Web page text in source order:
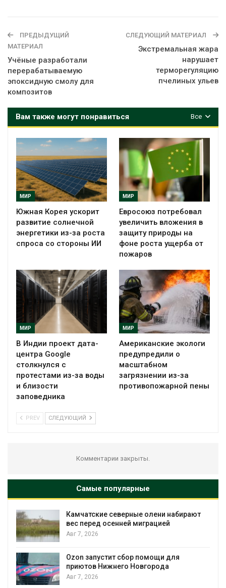
ПРЕДЫДУЩИЙ
МАТЕРИАЛ
Учёные разработали
перерабатываемую
эпоксидную смолу для
композитов
СЛЕДУЮЩИЙ МАТЕРИАЛ
Экстремальная жара
нарушает
терморегуляцию
пчелиных ульев
Все
Вам также могут понравиться
МИР
Южная Корея ускорит
развитие солнечной
энергетики из-за роста
спроса со стороны ИИ
МИР
Евросоюз потребовал
увеличить вложения в
защиту природы на
фоне роста ущерба от
пожаров
МИР
В Индии проект дата-
центра Google
столкнулся с
протестами из-за воды
и близости
заповедника
МИР
Американские экологи
предупредили о
масштабном
загрязнении из-за
противопожарной пены
PREV СЛЕДУЮЩИЙ
Комментарии закрыты.
Самые популярные
Тайфун, засуха и пожары: сразу
несколько регионов столкнулись с
экстремальными природными
Авг 7, 2026
Солнечные панели над каналами
позволяют одновременно